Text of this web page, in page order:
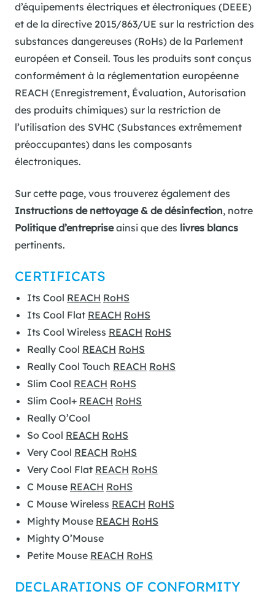
d’équipements électriques et électroniques (DEEE)
et de la directive 2015/863/UE sur la restriction des
substances dangereuses (RoHs) de la Parlement
européen et Conseil. Tous les produits sont conçus
conformément à la réglementation européenne
REACH (Enregistrement, Évaluation, Autorisation
des produits chimiques) sur la restriction de
l’utilisation des SVHC (Substances extrêmement
préoccupantes) dans les composants
électroniques.
Sur cette page, vous trouverez également des
Instructions de nettoyage & de désinfection, notre
Politique d’entrepriseainsi que des livres blancs
pertinents.
CERTIFICATS
Its Cool REACH RoHS
Its Cool Flat REACH RoHS
Its Cool Wireless REACH RoHS
Really Cool REACH RoHS
Really Cool Touch REACH RoHS
Slim Cool REACH RoHS
Slim Cool+ REACH RoHS
Really O’Cool
So Cool REACH RoHS
Very Cool REACH RoHS
Very Cool Flat REACH RoHS
C Mouse REACH RoHS
C Mouse Wireless REACH RoHS
Mighty Mouse REACH RoHS
Mighty O’Mouse
Petite Mouse REACH RoHS
DECLARATIONS OF CONFORMITY